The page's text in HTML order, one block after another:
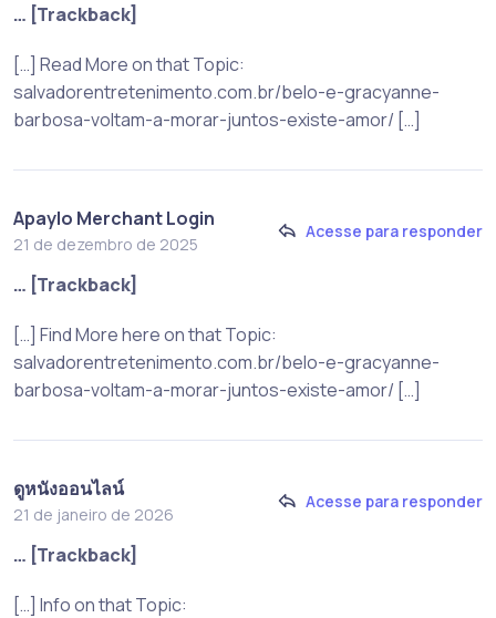
… [Trackback]
[…] Read More on that Topic:
salvadorentretenimento.com.br/belo-e-gracyanne-
barbosa-voltam-a-morar-juntos-existe-amor/ […]
Apaylo Merchant Login
21 de dezembro de 2025
Acesse para responder
… [Trackback]
[…] Find More here on that Topic:
salvadorentretenimento.com.br/belo-e-gracyanne-
barbosa-voltam-a-morar-juntos-existe-amor/ […]
ดูหนังออนไลน์
21 de janeiro de 2026
Acesse para responder
… [Trackback]
[…] Info on that Topic: